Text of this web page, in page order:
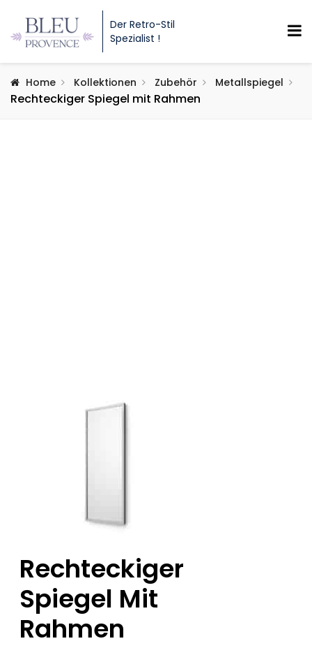
Der Retro-Stil
Spezialist !
Home Kollektionen Zubehör Metallspiegel
Rechteckiger Spiegel mit Rahmen
Rechteckiger
Spiegel Mit
Rahmen